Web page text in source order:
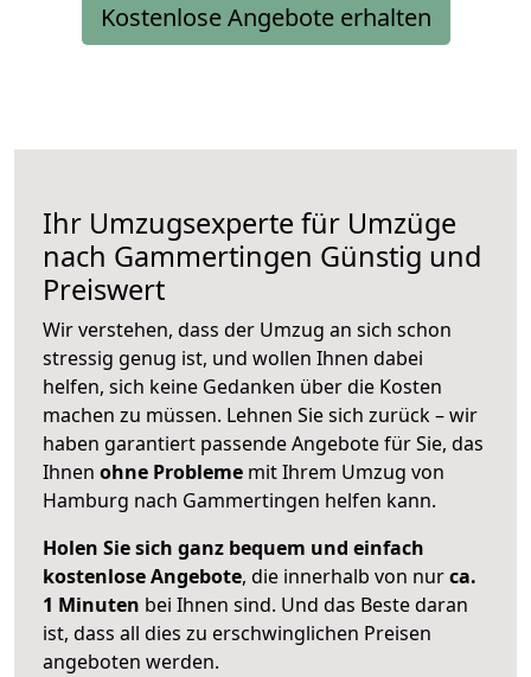
Kostenlose Angebote erhalten
Ihr Umzugsexperte für Umzüge
nach Gammertingen Günstig und
Preiswert
Wir verstehen, dass der Umzug an sich schon
stressig genug ist, und wollen Ihnen dabei
helfen, sich keine Gedanken über die Kosten
machen zu müssen. Lehnen Sie sich zurück – wir
haben garantiert passende Angebote für Sie, das
Ihnen ohne Probleme mit Ihrem Umzug von
Hamburg nach Gammertingen helfen kann.
Holen Sie sich ganz bequem und einfach
kostenlose Angebote, die innerhalb von nurca.
1 Minuten bei Ihnen sind. Und das Beste daran
ist, dass all dies zu erschwinglichen Preisen
angeboten werden.